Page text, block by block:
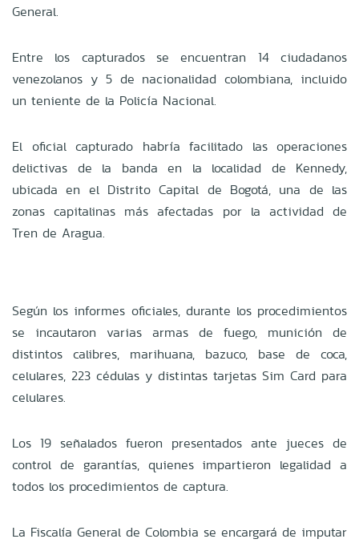
General.
Entre los capturados se encuentran 14 ciudadanos
venezolanos y 5 de nacionalidad colombiana, incluido
un teniente de la Policía Nacional.
El oficial capturado habría facilitado las operaciones
delictivas de la banda en la localidad de Kennedy,
ubicada en el Distrito Capital de Bogotá, una de las
zonas capitalinas más afectadas por la actividad de
Tren de Aragua.
Según los informes oficiales, durante los procedimientos
se incautaron varias armas de fuego, munición de
distintos calibres, marihuana, bazuco, base de coca,
celulares, 223 cédulas y distintas tarjetas Sim Card para
celulares.
Los 19 señalados fueron presentados ante jueces de
control de garantías, quienes impartieron legalidad a
todos los procedimientos de captura.
La Fiscalía General de Colombia se encargará de imputar